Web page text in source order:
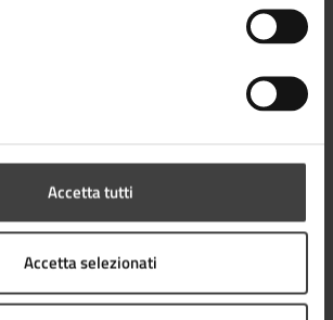
Accetta tutti
Accetta selezionati